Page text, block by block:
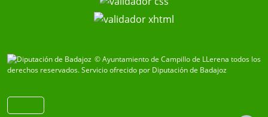
© Ayuntamiento de Campillo de LLerena todos los
derechos reservados.Servicio ofrecido por Diputación de Badajoz